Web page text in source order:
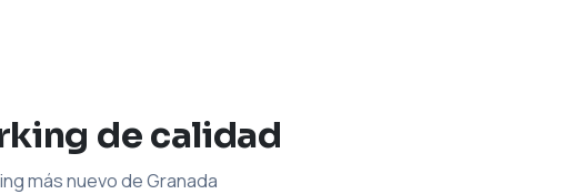
de calidad
más nuevo de Granada